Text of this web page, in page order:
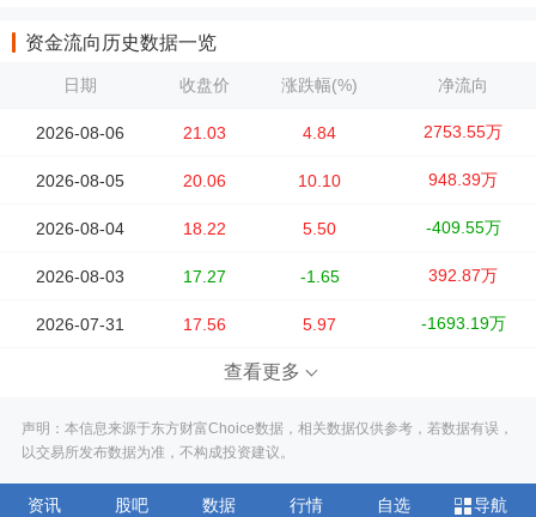
资金流向历史数据一览
日期 收盘价 涨跌幅(%) 净流向
2026-08-06 21.03 4.84 2753.55万
2026-08-05 20.06 10.10 948.39万
2026-08-04 18.22 5.50 -409.55万
2026-08-03 17.27 -1.65 392.87万
2026-07-31 17.56 5.97 -1693.19万
查看更多
声明：本信息来源于东方财富Choice数据，相关数据仅供参考，若数据有误，
以交易所发布数据为准，不构成投资建议。
资讯 股吧 数据 行情 自选 导航